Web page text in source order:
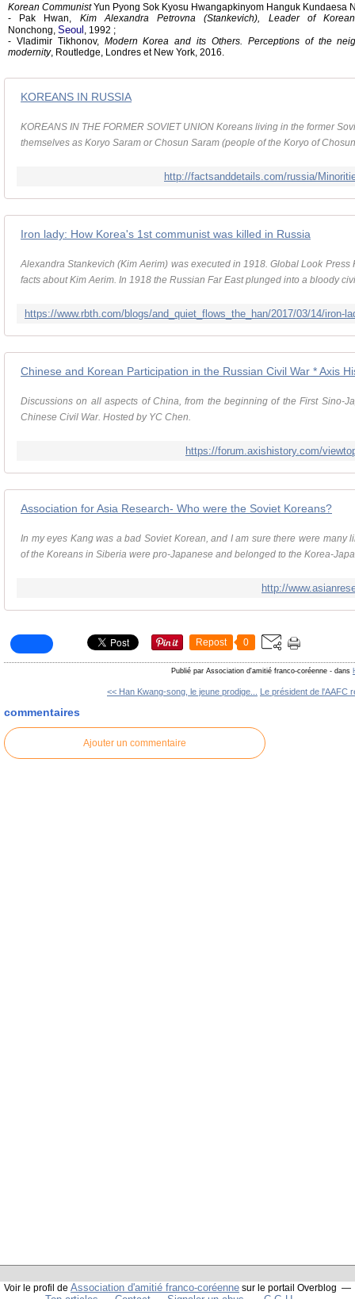
Korean CommunistYun Pyong Sok Kyosu Hwangapkinyom Hanguk Kundaesa
- Pak Hwan, Kim Alexandra Petrovna (Stankevich), Leader of
Nonchong, Seoul , 1992 ;
- Vladimir Tikhonov, Modern Korea and its Others. Perceptions of the
modernity, Routledge, Londres et New York, 2016.
KOREANS IN RUSSIA
KOREANS IN THE FORMER SOVIET UNION Koreans living in the former
themselves as Koryo Saram or Chosun Saram (people of the Koryo of
http://factsanddetails.com/russia/
Iron lady: How Korea's 1st communist was killed in Russia
Alexandra Stankevich (Kim Aerim) was executed in 1918. Global Look
facts about Kim Aerim. In 1918 the Russian Far East plunged into a bloody
Chinese and Korean Participation in the Russian Civil War * Axis
Discussions on all aspects of China, from the beginning of the First Sino-
Chinese Civil War. Hosted by YC Chen.
https://forum.axishistory.com/
Association for Asia Research- Who were the Soviet Koreans?
In my eyes Kang was a bad Soviet Korean, and I am sure there were many
of the Koreans in Siberia were pro-Japanese and belonged to the Korea-
http://
Repost 0
Publié par Association d'amitié franco-coréenne - dans
<< Han Kwang-song, le jeune prodige... Le président de l'AAFC
commentaires
Ajouter un commentaire
Voir le profil de Association d'amitié franco-coréenne sur le portail Overblog